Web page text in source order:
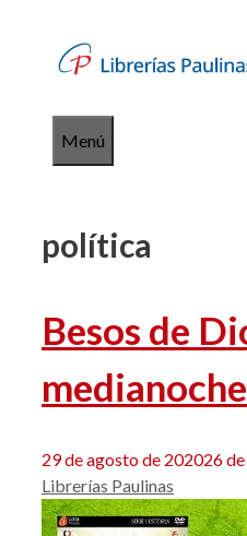
contenido
Menú
política
Besos de
medianoche
29 de agosto de 202026
Librerías Paulinas